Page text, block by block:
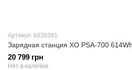
Артикул: 6839381
Зарядная станция XO PSA-700
20 799 грн
Нет в наличии